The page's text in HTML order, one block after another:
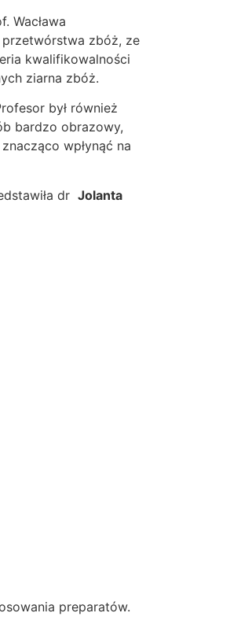
Wacława
przetwórstwa zbóż, ze
kwalifikowalności
ziarna zbóż.
był również
bardzo obrazowy,
wpłynąć na
dr Jolanta
preparatów.